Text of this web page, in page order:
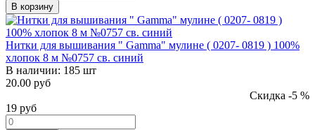
В корзину
Нитки для вышивания " Gamma" мулине ( 0207- 0819 ) 100%
хлопок 8 м №0757 св. синий
В наличии: 185 шт
20.00 руб
Скидка -5 %
19 руб